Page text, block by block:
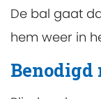
De bal gaat
hem weer in
Benodigd